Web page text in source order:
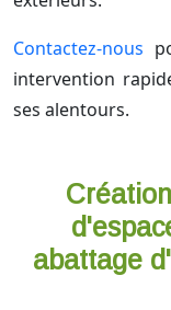
Contactez-nous
intervention
ses alentours.
abattage